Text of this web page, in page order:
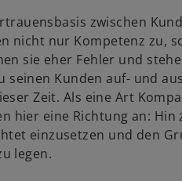
zwischen
nicht nur Kompetenz zu,
sie eher Fehler und
Kunden auf- und
Zeit. Als eine Art
hier eine Richtung an:
einzusetzen und den
legen.